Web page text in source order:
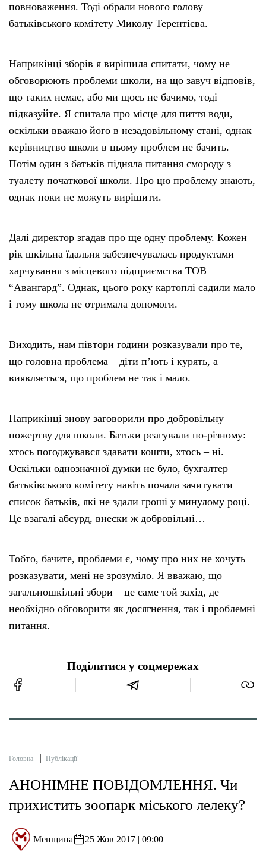
повноваження. Тоді обрали нового голову
батьківського комітету Миколу Терентієва.
Наприкінці зборів я вирішила спитати, чому не
обговорюють проблеми школи, на що завуч відповів,
що таких немає, або ми щось не бачимо, тоді
підказуйте. Я спитала про місце для пиття води,
оскільки вважаю його в незадовільному стані, однак
керівництво школи в цьому проблем не бачить.
Потім один з батьків підняла питання смороду з
туалету початкової школи. Про цю проблему знають,
однак поки не можуть вирішити.
Далі директор згадав про ще одну проблему. Кожен
рік шкільна їдальня забезпечувалась продуктами
харчування з місцевого підприємства ТОВ
“Авангард”. Однак, цього року картоплі садили мало
і тому школа не отримала допомоги.
Виходить, нам півтори години розказували про те,
що головна проблема – діти п’ють і курять, а
виявляється, що проблем не так і мало.
Наприкінці знову заговорили про добровільну
пожертву для школи. Батьки реагували по-різному:
хтось погоджувався здавати кошти, хтось – ні.
Оскільки однозначної думки не було, бухгалтер
батьківського комітету навіть почала зачитувати
список батьків, які не здали гроші у минулому році.
Це взагалі абсурд, внески ж добровільні…
Тобто, бачите, проблеми є, чому про них не хочуть
розказувати, мені не зрозуміло. Я вважаю, що
загальношкільні збори – це саме той захід, де
необхідно обговорити як досягнення, так і проблемні
питання.
Поділитися у соцмережах
Головна Публікації
АНОНІМНЕ ПОВІДОМЛЕННЯ. Чи
прихистить зоопарк міського лелеку?
Менщина 25 Жов 2017 | 09:00